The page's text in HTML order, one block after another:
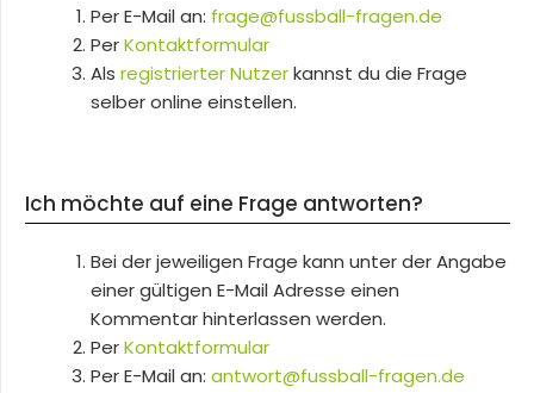
Per E-Mail an: frage@fussball-fragen.de
PerKontaktformular
Als registrierter Nutzerkannst du die Frage
selber online einstellen.
Ich möchte auf eine Frage antworten?
Bei der jeweiligen Frage kann unter der Angabe
einer gültigen E-Mail Adresse einen
Kommentar hinterlassen werden.
PerKontaktformular
Per E-Mail an: antwort@fussball-fragen.de